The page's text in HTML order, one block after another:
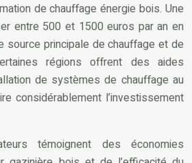
de chauffage énergie bois. Une
entre 500 et 1500 euros par an en
source principale de chauffage et de
régions offrent des aides
de systèmes de chauffage au
considérablement l’investissement
témoignent des économies